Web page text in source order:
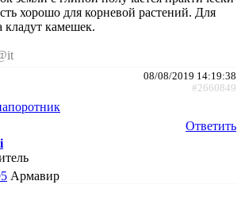
хорошо для корневой растений. Для
кладут камешек.
08/08/2019 14:19:38
#2660849
Ответить
Армавир